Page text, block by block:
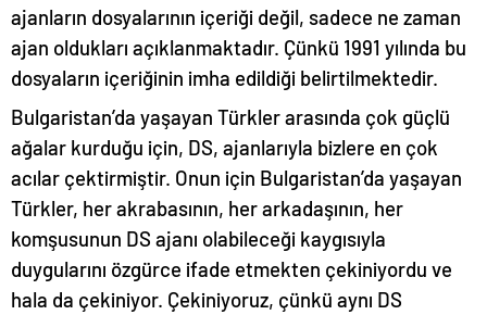
ajanların dosyalarının içeriği değil, sadece ne zaman
ajan oldukları açıklanmaktadır. Çünkü 1991 yılında bu
dosyaların içeriğinin imha edildiği belirtilmektedir.
Bulgaristan’da yaşayan Türkler arasında çok güçlü
ağalar kurduğu için, DS, ajanlarıyla bizlere en çok
acılar çektirmiştir. Onun için Bulgaristan’da yaşayan
Türkler, her akrabasının, her arkadaşının, her
komşusunun DS ajanı olabileceği kaygısıyla
duygularını özgürce ifade etmekten çekiniyordu ve
hala da çekiniyor. Çekiniyoruz, çünkü aynı DS